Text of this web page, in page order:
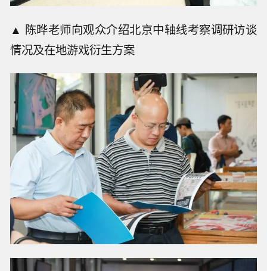
▲ 陈晔老师向观众介绍北京中轴线考察调研访谈
情况及在地游戏衍生方案